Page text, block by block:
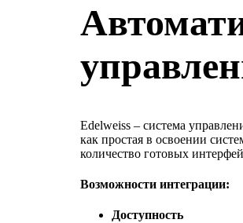
Edelweiss – система
как простая в освоении
количество готовых
Возможности интеграции:
Доступность